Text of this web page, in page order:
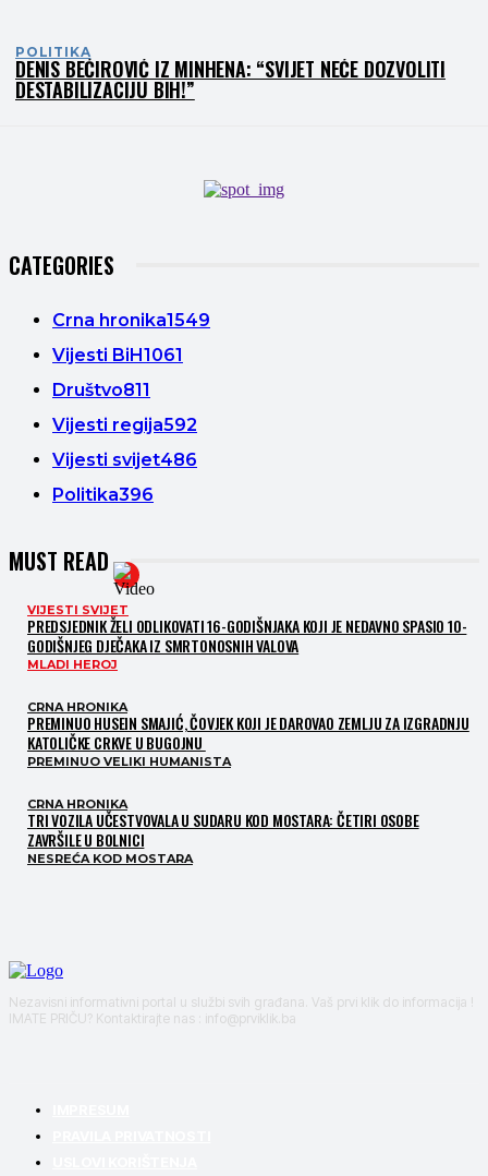
POLITIKA
DENIS BEĆIROVIĆ IZ MINHENA: “SVIJET NEĆE DOZVOLITI
DESTABILIZACIJU BIH!”
CATEGORIES
Crna hronika1549
Vijesti BiH1061
Društvo811
Vijesti regija592
Vijesti svijet486
Politika396
MUST READ
VIJESTI SVIJET
PREDSJEDNIK ŽELI ODLIKOVATI 16-GODIŠNJAKA KOJI JE NEDAVNO SPASIO 10-
GODIŠNJEG DJEČAKA IZ SMRTONOSNIH VALOVA
MLADI HEROJ
CRNA HRONIKA
PREMINUO HUSEIN SMAJIĆ, ČOVJEK KOJI JE DAROVAO ZEMLJU ZA IZGRADNJU
KATOLIČKE CRKVE U BUGOJNU
PREMINUO VELIKI HUMANISTA
CRNA HRONIKA
TRI VOZILA UČESTVOVALA U SUDARU KOD MOSTARA: ČETIRI OSOBE
ZAVRŠILE U BOLNICI
NESREĆA KOD MOSTARA
Nezavisni informativni portal u službi svih građana. Vaš prvi klik do informacija !
IMATE PRIČU? Kontaktirajte nas : info@prviklik.ba